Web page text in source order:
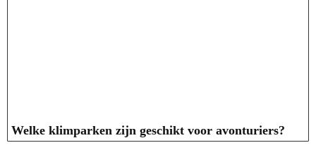
Welke klimparken zijn geschikt voor avonturiers?